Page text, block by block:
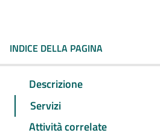
INDICE DELLA PAGINA
Descrizione
Servizi
Attività correlate